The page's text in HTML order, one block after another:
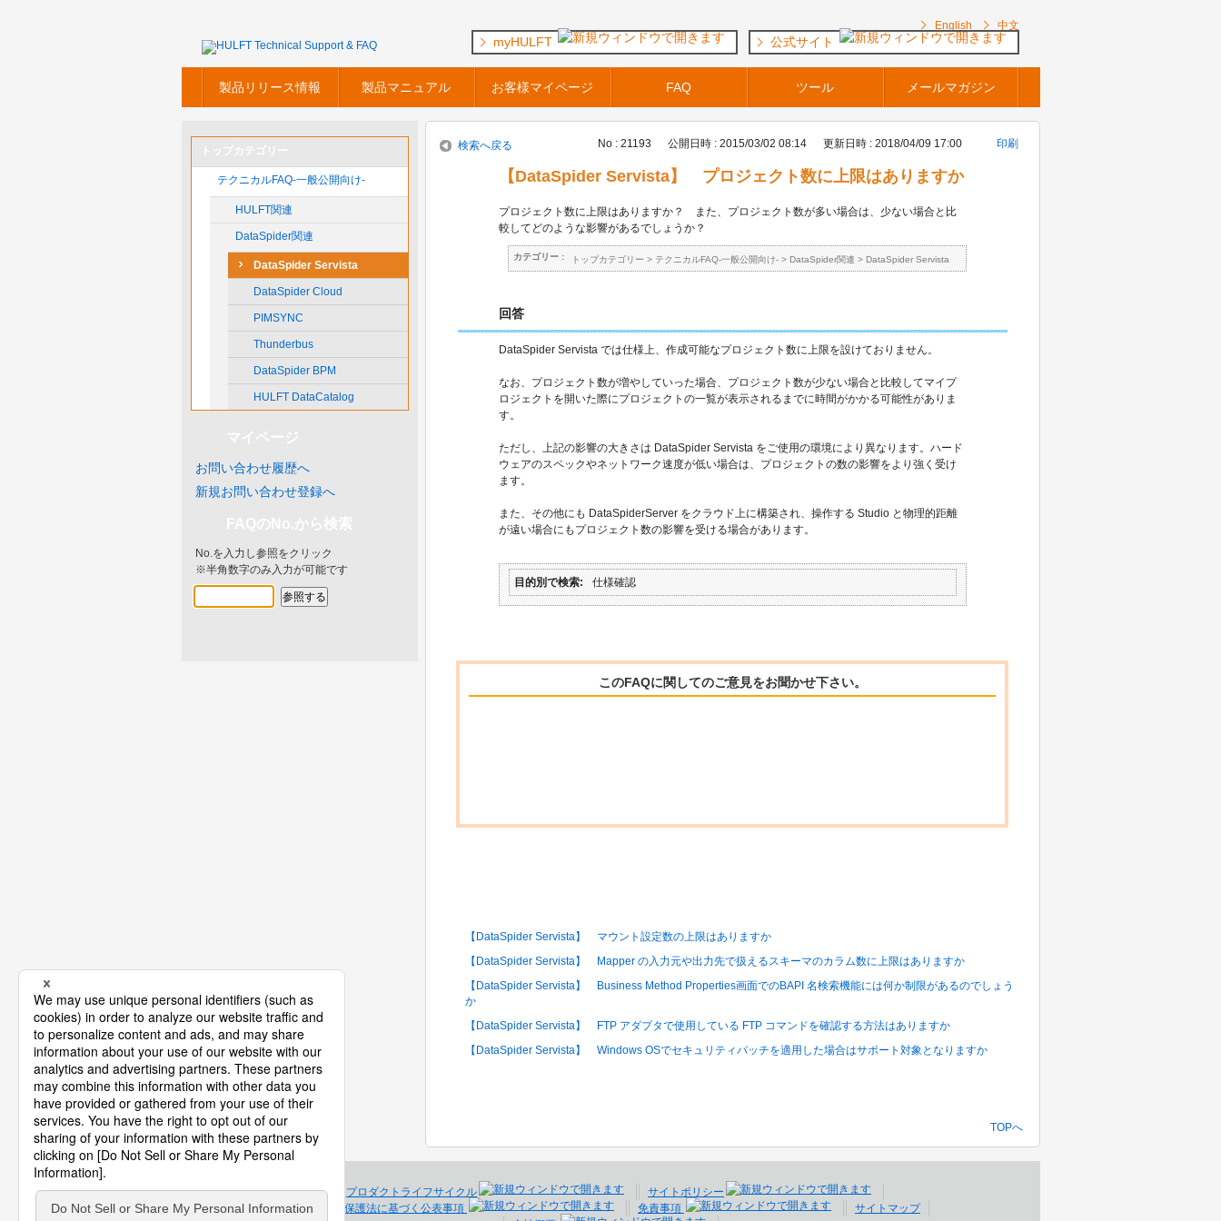
English 中文
製品リリース情報 製品マニュアル お客様マイページ FAQ ツール メールマガジン
myHULFT 公式サイト
テクニカルFAQ-一般公開向け-
HULFT関連
DataSpider関連
DataSpider Servista
DataSpider Cloud
PIMSYNC
Thunderbus
DataSpider BPM
HULFT DataCatalog
お問い合わせ履歴へ
新規お問い合わせ登録へ
No.を入力し参照をクリック
※半角数字のみ入力が可能です
検索へ戻る No : 21193 公開日時 : 2015/03/02 08:14 更新日時 : 2018/04/09 17:00 印刷
【DataSpider Servista】 プロジェクト数に上限はありますか
プロジェクト数に上限はありますか？ また、プロジェクト数が多い場合は、少ない場合と比
較してどのような影響があるでしょうか？
カテゴリー : トップカテゴリー > テクニカルFAQ-一般公開向け-> DataSpider関連 > DataSpider Servista
回答
DataSpider Servista では仕様上、作成可能なプロジェクト数に上限を設けておりません。
なお、プロジェクト数が増やしていった場合、プロジェクト数が少ない場合と比較してマイプ
ロジェクトを開いた際にプロジェクトの一覧が表示されるまでに時間がかかる可能性がありま
す。
ただし、上記の影響の大きさは DataSpider Servista をご使用の環境により異なります。ハード
ウェアのスペックやネットワーク速度が低い場合は、プロジェクトの数の影響をより強く受け
ます。
また、その他にも DataSpiderServer をクラウド上に構築され、操作する Studio と物理的距離
が遠い場合にもプロジェクト数の影響を受ける場合があります。
目的別で検索 仕様確認
このFAQに関してのご意見をお聞かせ下さい。
【DataSpider Servista】 マウント設定数の上限はありますか
【DataSpider Servista】 Mapper の入力元や出力先で扱えるスキーマのカラム数に上限はありますか
【DataSpider Servista】 Business Method Properties画面でのBAPI 名検索機能には何か制限があるのでしょう
か
【DataSpider Servista】 FTP アダプタで使用している FTP コマンドを確認する方法はありますか
【DataSpider Servista】 Windows OSでセキュリティパッチを適用した場合はサポート対象となりますか
TOPへ
プロダクトライフサイクル
サイトポリシー
個人情報保護法に基づく公表事項
免責事項
サイトマップ